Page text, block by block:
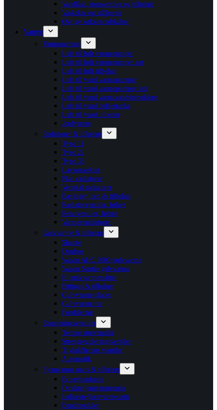
Vandlåse, stopventiler og tilbehør
Vaskekar og stålborde
Øvrige køkkenredskaber
Varme
Varmepumper
Luft til luft varmepumper
Luft til luft varmepumper sæt
Luft til luft tilbehør
Luft til vand varmepumper
Luft til vand varmepumper sæt
Luft til vand varmtvandsbeholdere
Luft til vand buffertanke
Luft til vand tilbehør
Jordvarme
Radiatorer & tilbehør
Type 11
Type 22
Type 33
Lavkonvektor
Plan radiatorer
Vertikal radiatorer
Bæringer, ben & tilbehør
Radiatorventiler, følere
Returventiler, følere
Varmeventilatorer
Gulvvarme & tilbehør
Shunte
Danfoss
Wavin AHC 9000 gulvvarme
Wavin Sentio gulvvarme
El gulvvarmemåtter
Fittings & tilbehør
Gulvvarme plader
Gulvvarme rør
Fordelerrør
Reguleringsventiler
Temperaturventiler
Strengreguleringsventiler
Trykdifferens ventiler
Automatik
Fjernvarme units & tilbehør
Brugsvandsunit
Direktefjernvarmeunits
Indirektefjernvarmeunits
Bundmoduler